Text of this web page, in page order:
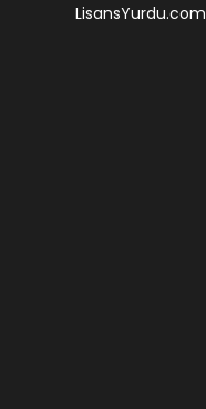
LisansYurdu.com